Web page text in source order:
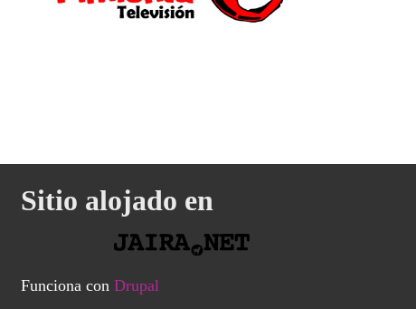
Sitio alojado en
Funciona con Drupal